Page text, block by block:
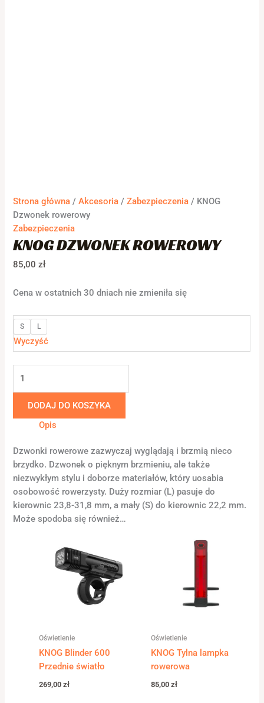
Strona główna /Akcesoria /Zabezpieczenia / KNOG
Dzwonek rowerowy
Zabezpieczenia
KNOG DZWONEK ROWEROWY
85,00zł
Cena w ostatnich 30 dniach nie zmieniła się
S L
Wyczyść
DODAJ DO KOSZYKA
Opis
Dzwonki rowerowe zazwyczaj wyglądają i brzmią nieco
brzydko. Dzwonek o pięknym brzmieniu, ale także
niezwykłym stylu i doborze materiałów, który uosabia
osobowość rowerzysty. Duży rozmiar (L) pasuje do
kierownic 23,8-31,8 mm, a mały (S) do kierownic 22,2 mm.
Może spodoba się również…
Oświetlenie
KNOG Blinder 600
Przednie światło
269,00zł
Oświetlenie
KNOG Tylna lampka
rowerowa
85,00 zł